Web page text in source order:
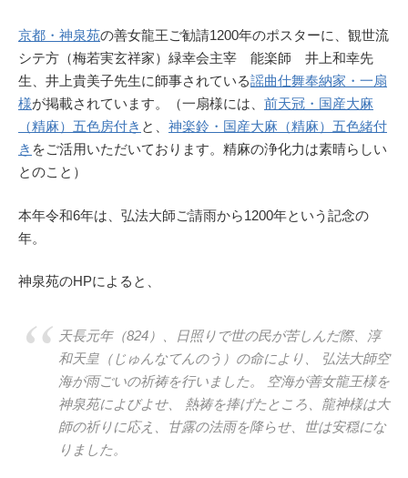
京都・神泉苑の善女龍王ご勧請1200年のポスターに、観世流
シテ方（梅若実玄祥家）緑幸会主宰 能楽師 井上和幸先
生、井上貴美子先生に師事されている謡曲仕舞奉納家・一扇
様が掲載されています。（一扇様には、 前天冠・国産大麻
（精麻）五色房付き と、 神楽鈴・国産大麻（精麻）五色緒付
き をご活用いただいております。精麻の浄化力は素晴らしい
とのこと）
本年令和6年は、弘法大師ご請雨から1200年という記念の
年。
神泉苑のHPによると、
天長元年（824）、日照りで世の民が苦しんだ際、淳
和天皇（じゅんなてんのう）の命により、 弘法大師空
海が雨ごいの祈祷を行いました。 空海が善女龍王様を
神泉苑によびよせ、 熱祷を捧げたところ、龍神様は大
師の祈りに応え、甘露の法雨を降らせ、世は安穏にな
りました。